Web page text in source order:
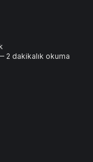
2 dakikalık okuma